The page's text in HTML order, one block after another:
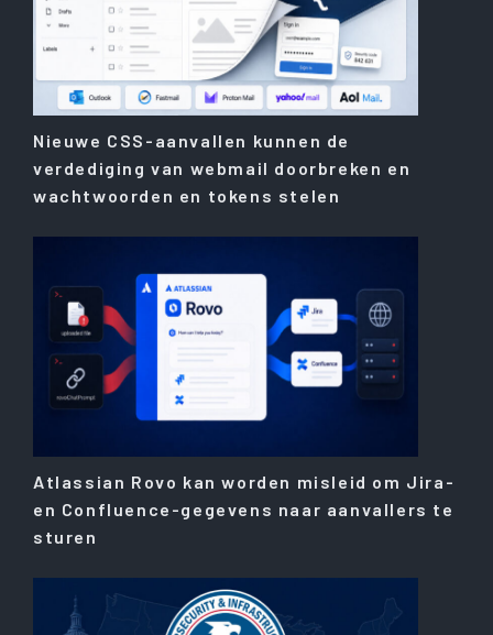
Nieuwe CSS-aanvallen kunnen de
verdediging van webmail doorbreken en
wachtwoorden en tokens stelen
Atlassian Rovo kan worden misleid om Jira-
en Confluence-gegevens naar aanvallers te
sturen